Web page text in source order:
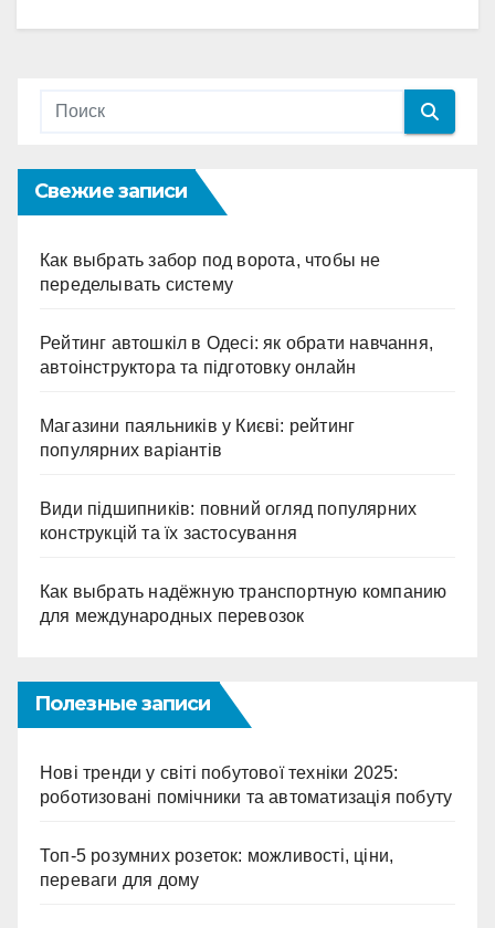
Свежие записи
Как выбрать забор под ворота, чтобы не
переделывать систему
Рейтинг автошкіл в Одесі: як обрати навчання,
автоінструктора та підготовку онлайн
Магазини паяльників у Києві: рейтинг
популярних варіантів
Види підшипників: повний огляд популярних
конструкцій та їх застосування
Как выбрать надёжную транспортную компанию
для международных перевозок
Полезные записи
Нові тренди у світі побутової техніки 2025:
роботизовані помічники та автоматизація побуту
Топ-5 розумних розеток: можливості, ціни,
переваги для дому